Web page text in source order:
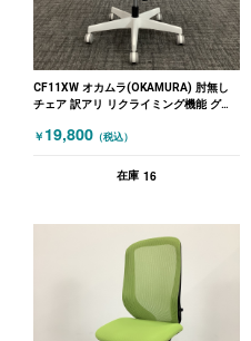
CF11XW オカムラ(OKAMURA) 肘無し
チェア 訳アリ リクライミング機能 グリ
￥ 19,800 （税込）
在庫 16